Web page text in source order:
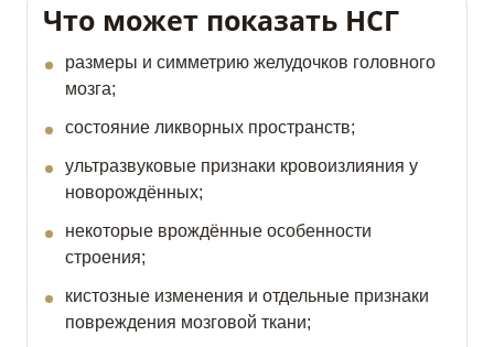
Что может показать НСГ
размеры и симметрию желудочков головного
мозга;
состояние ликворных пространств;
ультразвуковые признаки кровоизлияния у
новорождённых;
некоторые врождённые особенности
строения;
кистозные изменения и отдельные признаки
повреждения мозговой ткани;